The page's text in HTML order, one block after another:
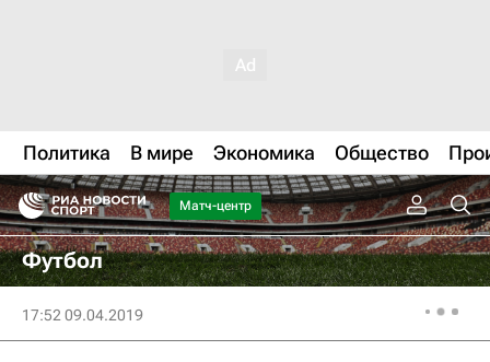
Политика В мире Экономика Общество
Матч-центр
Футбол
17:52 09.04.2019